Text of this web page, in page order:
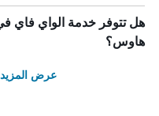
هل تتوفر خدمة الواي فاي
هاوس؟
عرض المزيد